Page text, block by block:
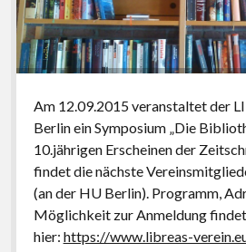
Am 12.09.2015 veranstaltet der
Berlin ein Symposium „Die
10.jährigen Erscheinen der
findet die nächste
(an der HU Berlin). Programm,
Möglichkeit zur Anmeldung
hier: https://www.libreas-